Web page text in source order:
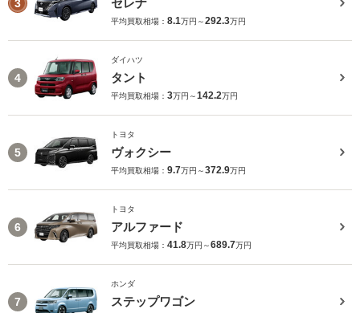
3 セレナ
平均買取相場： 8.1万円～292.3万円
4
ダイハツ
タント
平均買取相場： 3万円～142.2万円
5
トヨタ
ヴォクシー
平均買取相場： 9.7万円～372.9万円
6
トヨタ
アルファード
平均買取相場： 41.8万円～689.7万円
7
ホンダ
ステップワゴン